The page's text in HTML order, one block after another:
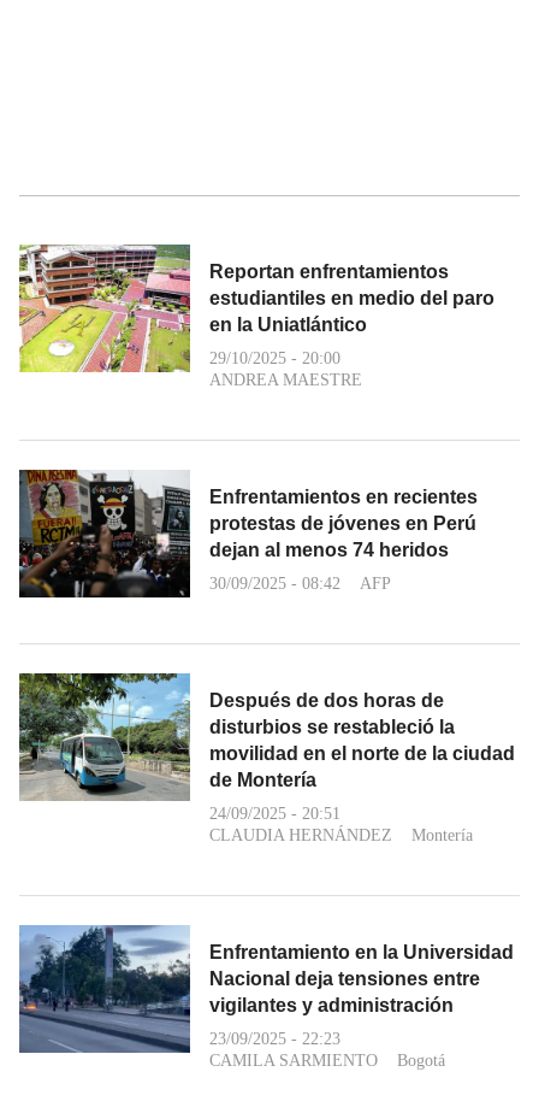
Reportan enfrentamientos
estudiantiles en medio del paro
en la Uniatlántico
29/10/2025 - 20:00
ANDREA MAESTRE
Enfrentamientos en recientes
protestas de jóvenes en Perú
dejan al menos 74 heridos
30/09/2025 - 08:42 AFP
Después de dos horas de
disturbios se restableció la
movilidad en el norte de la ciudad
de Montería
24/09/2025 - 20:51
CLAUDIA HERNÁNDEZ
Montería
Enfrentamiento en la Universidad
Nacional deja tensiones entre
vigilantes y administración
23/09/2025 - 22:23
CAMILA SARMIENTO
Bogotá